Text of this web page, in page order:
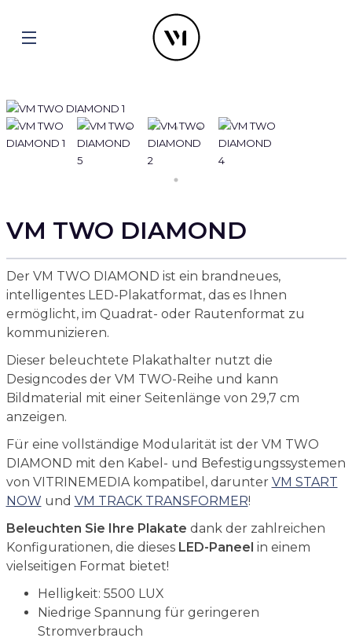
VM TWO DIAMOND
Der VM TWO DIAMOND ist ein brandneues,
intelligentes LED-Plakatformat, das es Ihnen
ermöglicht, im Quadrat- oder Rautenformat zu
kommunizieren.
Dieser beleuchtete Plakathalter nutzt die
Designcodes der VM TWO-Reihe und kann
Bildmaterial mit einer Seitenlänge von 29,7 cm
anzeigen.
Für eine vollständige Modularität ist der VM TWO
DIAMOND mit den Kabel- und Befestigungssystemen
von VITRINEMEDIA kompatibel, darunter VM START
NOW und VM TRACK TRANSFORMER!
Beleuchten Sie Ihre Plakate dank der zahlreichen
Konfigurationen, die dieses LED-Paneel in einem
vielseitigen Format bietet!
Helligkeit: 5500 LUX
Niedrige Spannung für geringeren
Stromverbrauch